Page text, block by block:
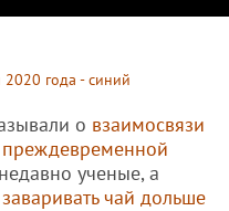
года - синий
о взаимосвязи
ученые, а
чай дольше